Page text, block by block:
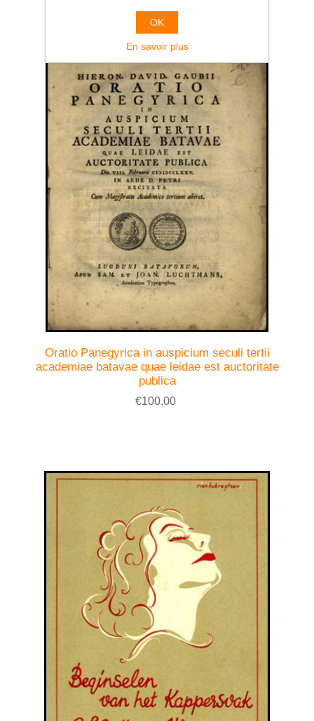
Oratio Panegyrica in auspicium seculi tertii
academiae batavae quae leidae est auctoritate
publica
€100,00
OK
En savoir plus